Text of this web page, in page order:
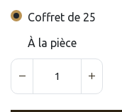
Coffret de 25
À la pièce